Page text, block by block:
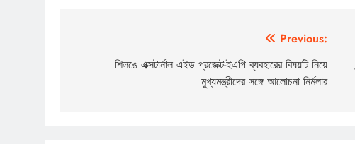
navigation
Previous:
শিলঙে এক্সটার্নাল এইড প্রজেক্ট-ইএপি ব্যবহারের বিষয়টি নিয়ে
মুখ্যমন্ত্রীদের সঙ্গে আলোচনা নির্মলার